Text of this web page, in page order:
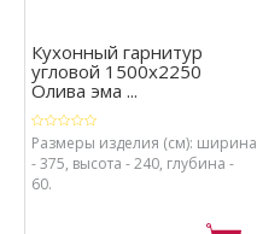
Кухонный гарнитур
угловой 1500х2250
Олива эма ...
Размеры изделия (см): ширина
- 375, высота - 240, глубина -
60.